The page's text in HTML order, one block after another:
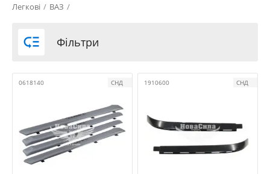
VORTEX
АРТ-Райсинг
ДААЗ
РЫСЬ
СНД
ТУРЦІЯ
ТюнАВТО
Легкові / ВАЗ /
 Фільтри
0618140 СНД 1910600 СНД